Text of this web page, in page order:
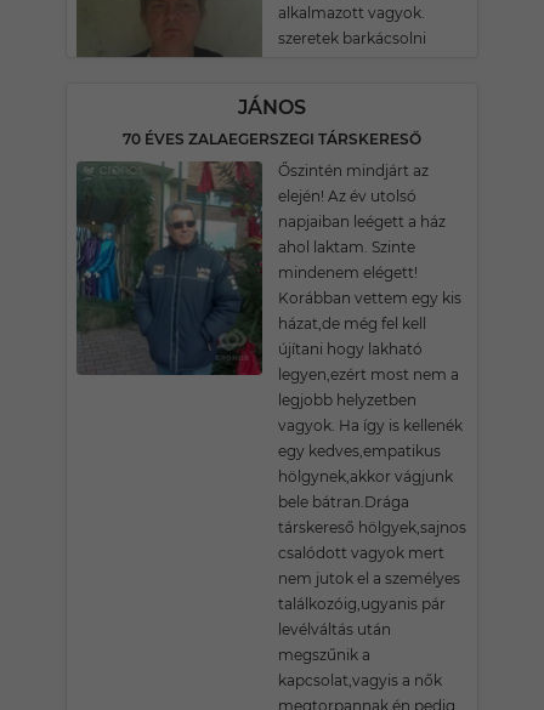
alkalmazott vagyok.
szeretek barkácsolni
JÁNOS
70 ÉVES ZALAEGERSZEGI TÁRSKERESŐ
Őszintén mindjárt az
elején! Az év utolsó
napjaiban leégett a ház
ahol laktam. Szinte
mindenem elégett!
Korábban vettem egy kis
házat,de még fel kell
újítani hogy lakható
legyen,ezért most nem a
legjobb helyzetben
vagyok. Ha így is kellenék
egy kedves,empatikus
hölgynek,akkor vágjunk
bele bátran.Drága
társkereső hölgyek,sajnos
csalódott vagyok mert
nem jutok el a személyes
találkozóig,ugyanis pár
levélváltás után
megszűnik a
kapcsolat,vagyis a nők
megtorpannak,én pedig